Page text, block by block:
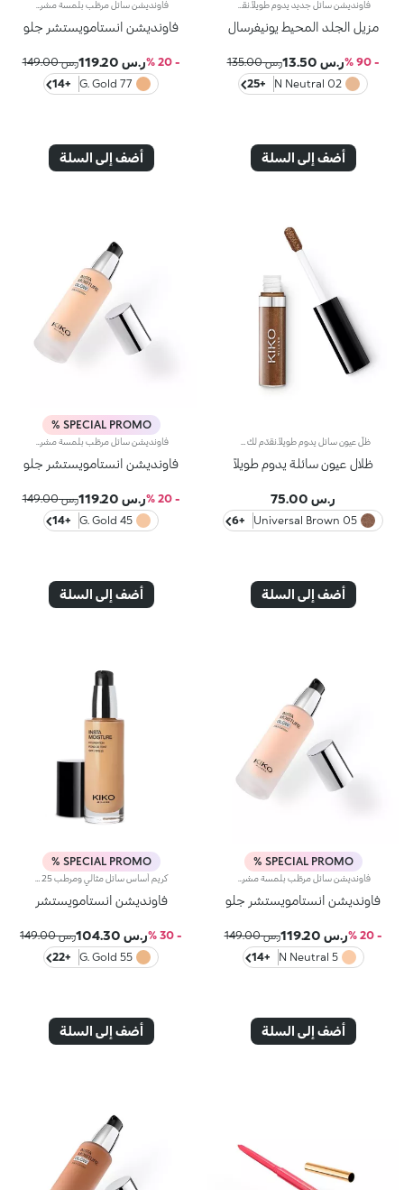
مزيل الجلد المحيط يونيفرسال
- 90 % ر.س 13.50
ر.س 135.00
02 N Neutral
+25
أضف إلى السلة
فاونديشن انستامويستشر جلو
- 20 % ر.س 119.20
ر.س 149.00
77 G. Gold
+14
أضف إلى السلة
ظلال عيون سائلة يدوم طويلاً
ر.س 75.00
05 Universal Brown
+6
أضف إلى السلة
SPECIAL PROMO %
فاونديشن انستامويستشر جلو
- 20 % ر.س 119.20
ر.س 149.00
45 G. Gold
+14
أضف إلى السلة
SPECIAL PROMO %
فاونديشن انستامويستشر جلو
- 20 % ر.س 119.20
ر.س 149.00
5 N Neutral
+14
أضف إلى السلة
SPECIAL PROMO %
فاونديشن انستامويستشر
- 30 % ر.س 104.30
ر.س 149.00
55 G. Gold
+22
أضف إلى السلة